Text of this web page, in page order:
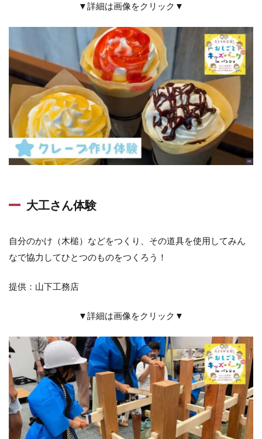
▼詳細は画像をクリック▼
大工さん体験
自分のかけ（木槌）などをつくり、その道具を使用してみん
なで協力してひとつのものをつくろう！
提供：山下工務店
▼詳細は画像をクリック▼